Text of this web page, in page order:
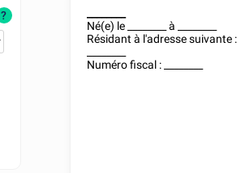
?
Né(e) le
à
Résidant à l'adresse suivante :
Numéro fiscal :